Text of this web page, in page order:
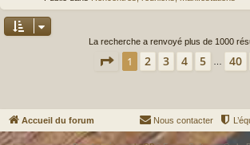
La recherche a renvoyé plus de 1000
Page 1sur 40
1 2 3 4 5 40
Accueil du forum Nous contacter